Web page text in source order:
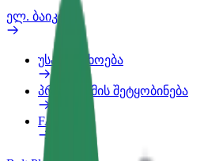
ელ. ბაიკი
უსაფრთხოება
პრობლემის შეტყობინება
FAQ